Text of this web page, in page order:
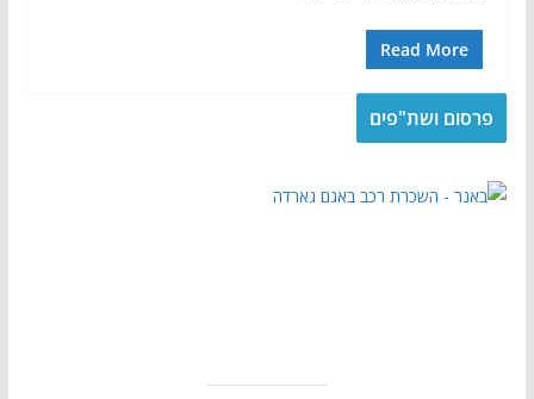
Read More
פרסום ושת"פים